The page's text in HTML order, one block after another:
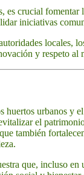
es crucial
iniciativas
locales,
y respeto al
huertos urbanos y
el
también
que, incluso